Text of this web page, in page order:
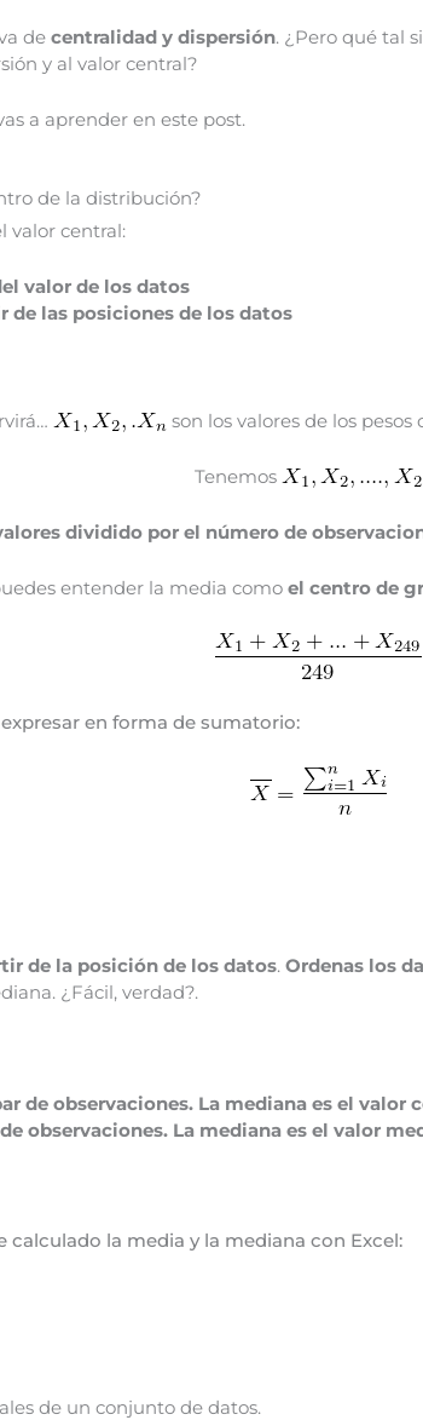
de centralidad y dispersión. ¿Pero qué tal
y al valor central?
a aprender en este post.
de la distribución?
valor central:
valor de los datos
de las posiciones de los datos
son los valores de los pesos
Tenemos
dividido por el número de
entender la media como el centro de
en forma de sumatorio:
de la posición de los datos. Ordenas los
¿Fácil, verdad?.
de observaciones. La mediana es el valor
observaciones. La mediana es el valor
calculado la media y la mediana con Excel:
de un conjunto de datos.